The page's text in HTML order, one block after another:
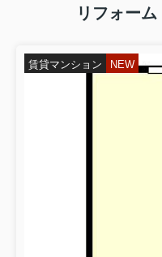
リフォー
賃貸マンション NEW